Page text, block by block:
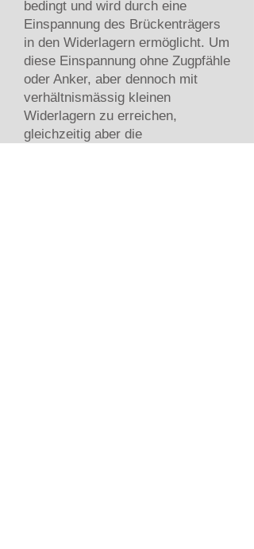
bedingt und wird durch eine
Einspannung des Brückenträgers
in den Widerlagern ermöglicht. Um
diese Einspannung ohne Zugpfähle
oder Anker, aber dennoch mit
verhältnismässig kleinen
Widerlagern zu erreichen,
gleichzeitig aber die